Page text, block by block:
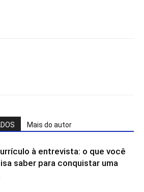
Mais do autor
à entrevista: o que você
saber para conquistar uma